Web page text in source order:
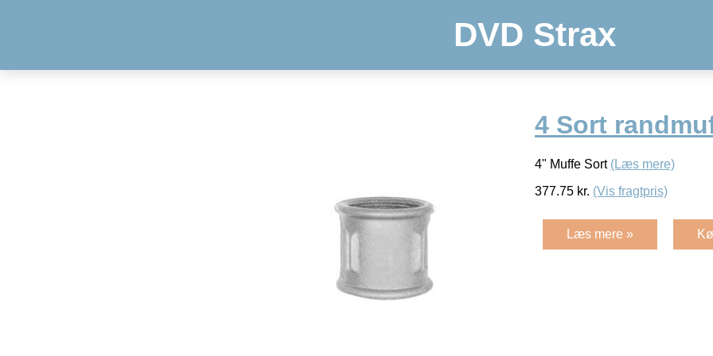
DVD Strax
4 Sort
4" Muffe Sort (Læs mere)
377.75 kr. (Vis fragtpris)
Læs mere »